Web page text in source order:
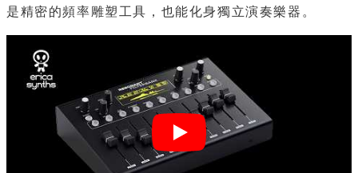
是精密的頻率雕塑工具，也能化身獨立演奏樂器。